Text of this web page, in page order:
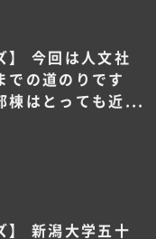
】 今回は人文社
での道のりです
棟はとっても近...
】 新潟大学五十